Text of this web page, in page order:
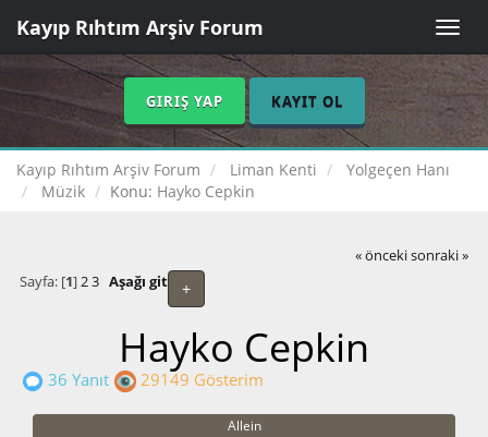
Toggle
Kayıp Rıhtım Arşiv Forum
GIRIŞ YAP KAYIT OL
Kayıp Rıhtım Arşiv Forum Liman Kenti
Yolgeçen Hanı
Müzik
Konu: Hayko Cepkin
« önceki sonraki »
+
Sayfa: [1]2 3 Aşağı git
Hayko Cepkin
36 Yanıt 29149 Gösterim
Allein